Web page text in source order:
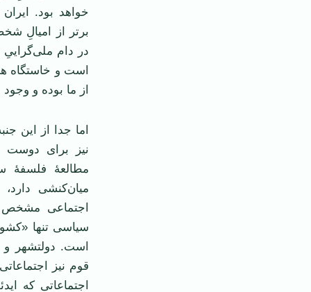
خواهد بود.
برتر از امیالِ
در دام
است و خاستگاه
از ما بوده و
اما جدا از این
نیز برای دوست
مطالعهٔ فلسفهٔ
میان‌کنشی
اجتماعی
سیاسی تنها
است. دولتشهر و
قوم نیز
اجتماعاتی که